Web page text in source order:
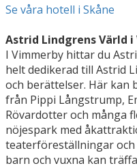
Se våra hotell i Skåne
Astrid Lindgrens Värld
I Vimmerby hittar du
helt dedikerad till Astrid
och berättelser. Här kan
från Pippi Långstrump,
Rövardotter och många
nöjespark med
teaterföreställningar
barn och vuxna kan